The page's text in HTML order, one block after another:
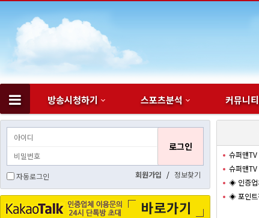
방송시청하기 스포츠분석 커뮤니티
하위분류
자동로그인 회원가입 / 정보찾기
바로가기
슈퍼맨
슈퍼맨
◈ 인증업
◈ 포인